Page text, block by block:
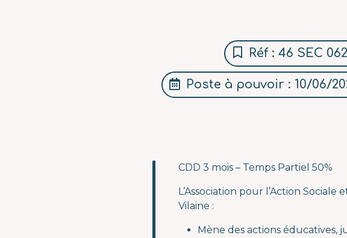
Réf : 46 SEC
Poste à pouvoir : 10/06/
CDD 3 mois – Temps Partiel 50%
L’Association pour l’Action
Vilaine :
Mène des actions éducatives,